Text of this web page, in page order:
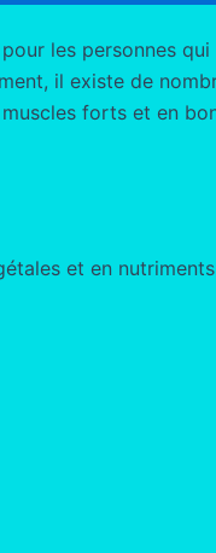
les personnes
il existe de
forts et en
et en